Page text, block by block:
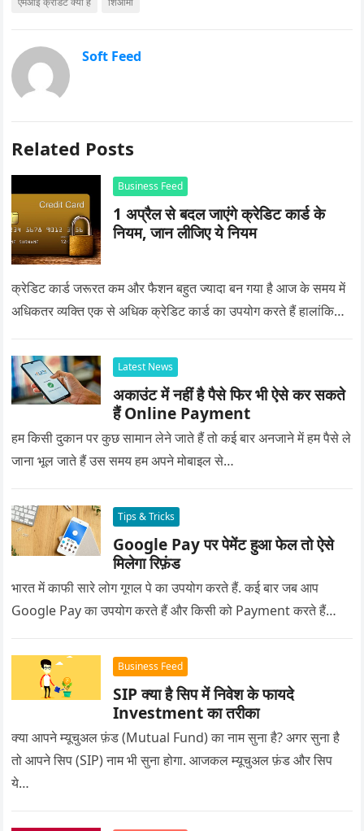
Soft Feed
Related Posts
Business Feed
1 अप्रैल से बदल जाएंगे क्रेडिट कार्ड के
नियम, जान लीजिए ये नियम
क्रेडिट कार्ड जरूरत कम और फैशन बहुत ज्यादा बन गया है आज के समय में
अधिकतर व्यक्ति एक से अधिक क्रेडिट कार्ड का उपयोग करते हैं हालांकि…
Latest News
अकाउंट में नहीं है पैसे फिर भी ऐसे कर सकते
हैं Online Payment
हम किसी दुकान पर कुछ सामान लेने जाते हैं तो कई बार अनजाने में हम पैसे ले
जाना भूल जाते हैं उस समय हम अपने मोबाइल से…
Tips & Tricks
Google Pay पर पेमेंट हुआ फेल तो ऐसे
मिलेगा रिफ़ंड
भारत में काफी सारे लोग गूगल पे का उपयोग करते हैं. कई बार जब आप
Google Pay का उपयोग करते हैं और किसी को Payment करते हैं…
Business Feed
SIP क्या है सिप में निवेश के फायदे
Investment का तरीका
क्या आपने म्यूचुअल फ़ंड (Mutual Fund) का नाम सुना है? अगर सुना है
तो आपने सिप (SIP) नाम भी सुना होगा. आजकल म्यूचुअल फ़ंड और सिप
ये…